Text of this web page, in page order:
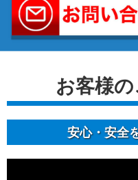
お客様
安⼼・安全